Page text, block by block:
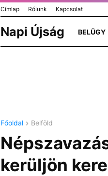
Címlap Rólunk Kapcsolat
Napi Újság BELÜGY
Főoldal Belföld
kerüljön